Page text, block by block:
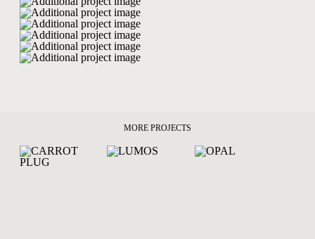
MORE PROJECTS